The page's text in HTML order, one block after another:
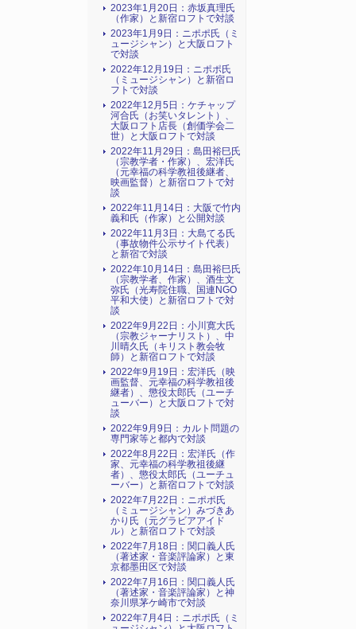
2023年1月20日：赤坂真理氏
（作家）と新宿ロフトで対談
2023年1月9日：ニポポ氏（ミ
ュージシャン）と大阪ロフト
で対談
2022年12月19日：ニポポ氏
（ミュージシャン）と新宿ロ
フトで対談
2022年12月5日：ケチャップ
河合氏（お笑いタレント）、
大阪ロフト店長（創価学会二
世）と大阪ロフトで対談
2022年11月29日：島田裕巳氏
（宗教学者・作家）、宏洋氏
（元幸福の科学教祖後継者、
映画監督）と新宿ロフトで対
談
2022年11月14日：大阪で竹内
義和氏（作家）と公開対談
2022年11月3日：大島てる氏
（事故物件公示サイト代表）
と新宿で対談
2022年10月14日：島田裕巳氏
（宗教学者、作家）、酒生文
弥氏（光寿院住職、国連NGO
平和大使）と新宿ロフトで対
談
2022年9月22日：小川寛大氏
（宗教ジャーナリスト）、中
川晴久氏（キリスト教会牧
師）と新宿ロフトで対談
2022年9月19日：宏洋氏（映
画監督、元幸福の科学教祖後
継者）、懲役太郎氏（ユーチ
ューバー）と大阪ロフトで対
談
2022年9月9日：カルト問題の
専門家等と都内で対談
2022年8月22日：宏洋氏（作
家、元幸福の科学教祖後継
者）、懲役太郎氏（ユーチュ
ーバー）と新宿ロフトで対談
2022年7月22日：ニポポ氏
（ミュージシャン）みづきあ
かり氏（元グラビアアイド
ル）と新宿ロフトで対談
2022年7月18日：関口義人氏
（著述家・音楽評論家）と東
京都墨田区で対談
2022年7月16日：関口義人氏
（著述家・音楽評論家）と神
奈川県茅ケ崎市で対談
2022年7月4日：ニポポ氏（ミ